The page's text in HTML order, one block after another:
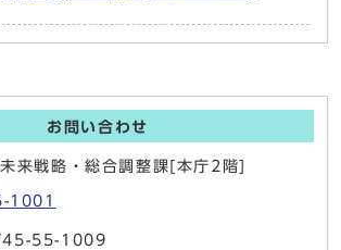
お問い合わせ
来戦略・総合調整課[本庁2階]
1001
55-1009